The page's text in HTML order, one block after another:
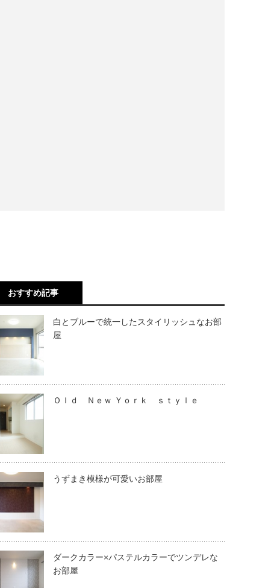
おすすめ記事
白とブルーで統一したスタイリッシュなお部
屋
Ｏｌｄ Ｎｅｗ Ｙｏｒｋ ｓｔｙｌｅ
うずまき模様が可愛いお部屋
ダークカラー×パステルカラーでツンデレな
お部屋